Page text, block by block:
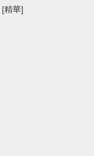
[精華]